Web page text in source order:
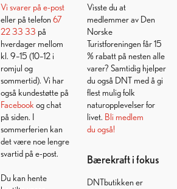
Vi svarer på e-post
eller på telefon 67
22 33 33 på
hverdager mellom
kl. 9–15 (10–12 i
romjul og
sommertid). Vi har
også kundestøtte på
Facebook og chat
på siden. I
sommerferien kan
det være noe lengre
svartid på e-post.
Du kan hente
Visste du at
medlemmer av Den
Norske
Turistforeningen får 15
% rabatt på nesten alle
varer? Samtidig hjelper
du også DNT med å gi
flest mulig folk
naturopplevelser for
livet. Bli medlem
du også!
Bærekraft i fokus
DNTbutikken er